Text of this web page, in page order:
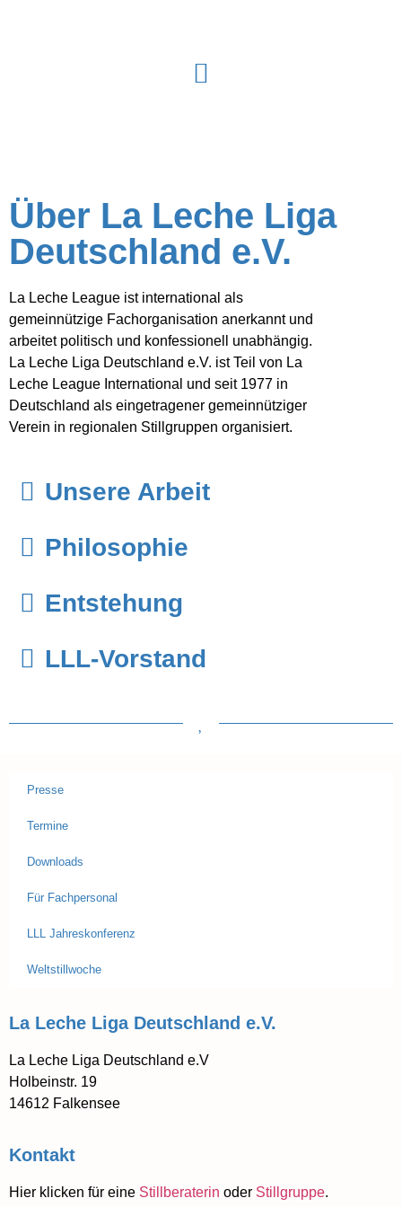
Über La Leche Liga
Deutschland e.V.
La Leche League ist international als
gemeinnützige Fachorganisation anerkannt und
arbeitet politisch und konfessionell unabhängig.
La Leche Liga Deutschland e.V. ist Teil von La
Leche League International und seit 1977 in
Deutschland als eingetragener gemeinnütziger
Verein in regionalen Stillgruppen organisiert.
Unsere Arbeit
Philosophie
Entstehung
LLL-Vorstand
Presse
Termine
Downloads
Für Fachpersonal
LLL Jahreskonferenz
Weltstillwoche
La Leche Liga Deutschland e.V.
La Leche Liga Deutschland e.V
Holbeinstr. 19
14612 Falkensee
Kontakt
Hier klicken für eine Stillberaterin oder Stillgruppe.